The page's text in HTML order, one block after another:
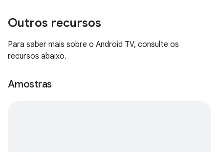
Outros recursos
Para saber mais sobre o Android TV, consulte os
recursos abaixo.
Amostras